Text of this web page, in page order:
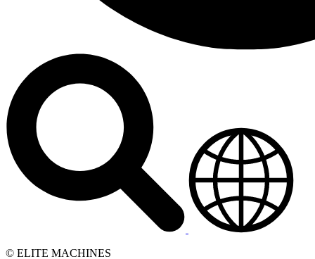
© ELITE MACHINES